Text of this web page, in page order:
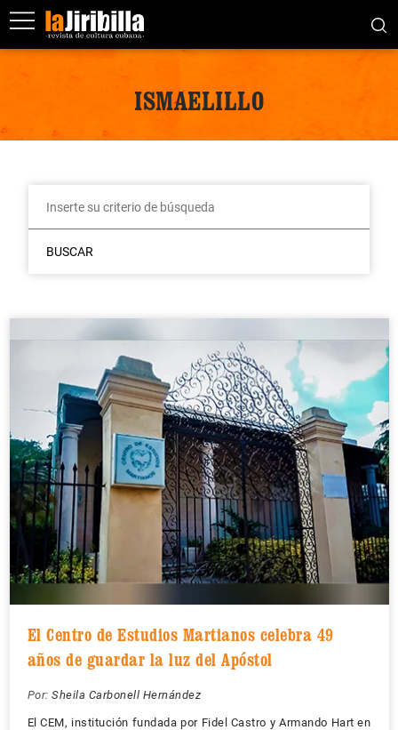
ISMAELILLO
BUSCAR
El Centro de Estudios Martianos celebra 49
años de guardar la luz del Apóstol
Por: Sheila Carbonell Hernández
El CEM, institución fundada por Fidel Castro y Armando Hart en